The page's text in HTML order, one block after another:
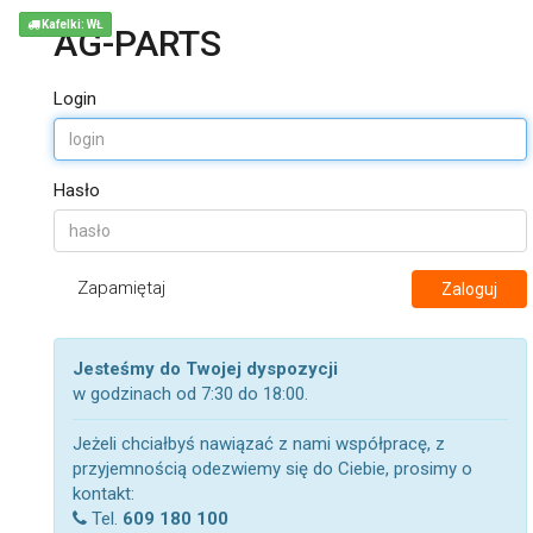
AG-PARTS
Login
Hasło
Zapamiętaj Zaloguj
Jesteśmy do Twojej dyspozycji
w godzinach od 7:30 do 18:00.
Jeżeli chciałbyś nawiązać z nami współpracę, z
przyjemnością odezwiemy się do Ciebie, prosimy o
kontakt:
Tel. 609 180 100
Kafelki: WŁ